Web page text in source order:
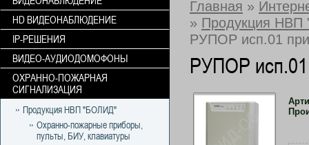
Главная »
» Продукция
РУПОР исп.01
РУПОР исп.01
HD ВИДЕОНАБЛЮДЕНИЕ
IP-РЕШЕНИЯ
ВИДЕО-АУДИОДОМОФОНЫ
ОХРАННО-ПОЖАРНАЯ
СИГНАЛИЗАЦИЯ
Продукция НВП "БОЛИД"
Охранно-пожарные приборы,
пульты, БИУ, клавиатуры